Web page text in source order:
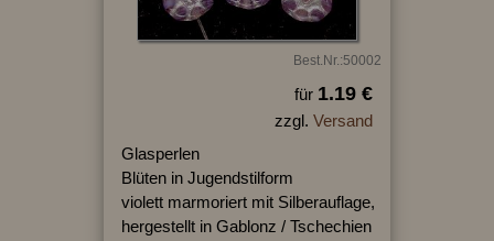
Best.Nr.:50002
für 1.19 €
zzgl. Versand
Glasperlen
Blüten in Jugendstilform
violett marmoriert mit Silberauflage,
hergestellt in Gablonz / Tschechien